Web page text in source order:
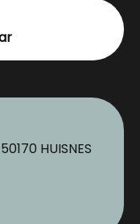
HUISNES